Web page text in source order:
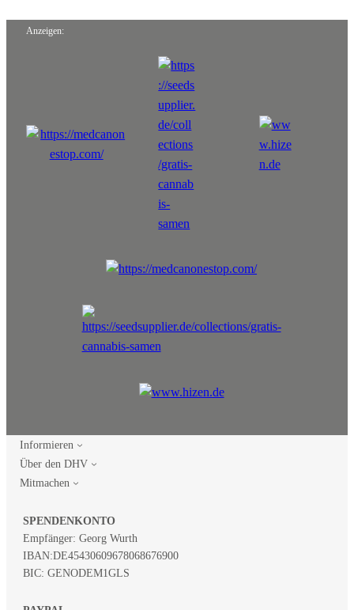
Anzeigen:
Informieren
Über den DHV
Mitmachen
SPENDENKONTO
Empfänger: Georg Wurth
IBAN:DE45430609678068676900
BIC: GENODEM1GLS